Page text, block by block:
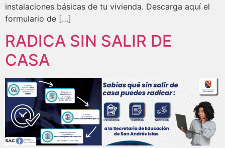
instalaciones básicas de tu vivienda. Descarga aquí el
formulario de […]
RADICA SIN SALIR DE
CASA